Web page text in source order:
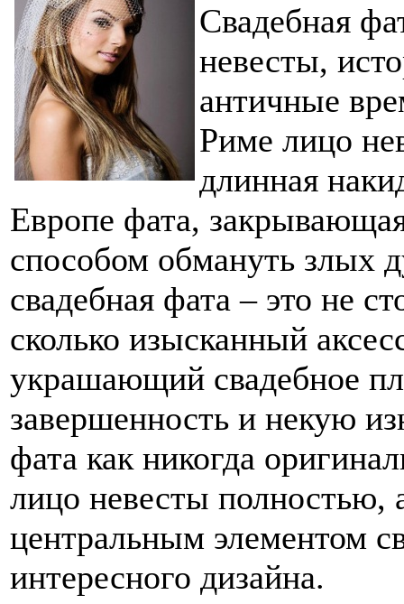
Свадебная
невесты,
античные
Риме лицо
длинная
Европе фата,
способом обмануть злых
свадебная фата – это не
сколько изысканный
украшающий свадебное
завершенность и некую
фата как никогда
лицо невесты полностью,
центральным элементом
интересного дизайна.